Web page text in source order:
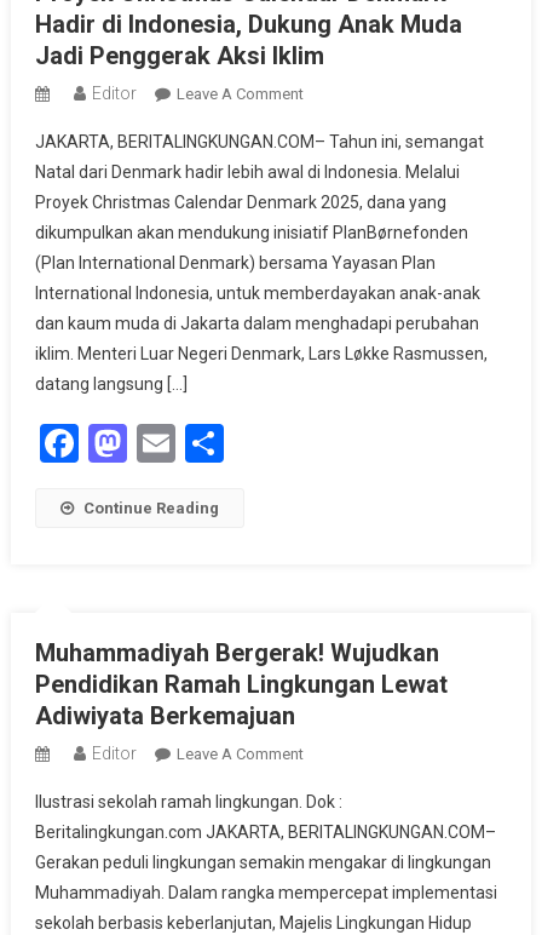
Hadir di Indonesia, Dukung Anak Muda
Jadi Penggerak Aksi Iklim
Editor Leave A CommentOn
Christmas
Calendar
Denmark
Hadir
Di
Indonesia,
Dukung
Anak
JAKARTA, BERITALINGKUNGAN.COM– Tahun ini, semangat
Natal dari Denmark hadir lebih awal di Indonesia. Melalui
Proyek Christmas Calendar Denmark 2025, dana yang
dikumpulkan akan mendukung inisiatif PlanBørnefonden
(Plan International Denmark) bersama Yayasan Plan
International Indonesia, untuk memberdayakan anak-anak
dan kaum muda di Jakarta dalam menghadapi perubahan
iklim. Menteri Luar Negeri Denmark, Lars Løkke Rasmussen,
datang langsung […]
Facebook
Mastodon
EmailShare
Continue Reading
Muhammadiyah Bergerak! Wujudkan
Pendidikan Ramah Lingkungan Lewat
Adiwiyata Berkemajuan
Editor Leave A CommentOn
Bergerak!
Wujudkan
Pendidikan
Ramah
Lingkungan
Ilustrasi sekolah ramah lingkungan. Dok :
Beritalingkungan.com JAKARTA, BERITALINGKUNGAN.COM–
Gerakan peduli lingkungan semakin mengakar di lingkungan
Muhammadiyah. Dalam rangka mempercepat implementasi
sekolah berbasis keberlanjutan, Majelis Lingkungan Hidup